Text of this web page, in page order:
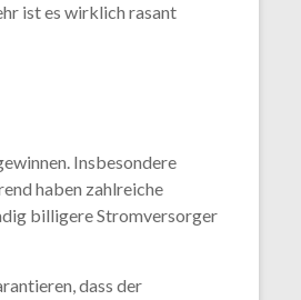
ist es wirklich rasant
Insbesondere
haben zahlreiche
billigere Stromversorger
dass der